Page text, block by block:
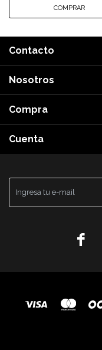

Contacto
Nosotros
Compra
Cuenta